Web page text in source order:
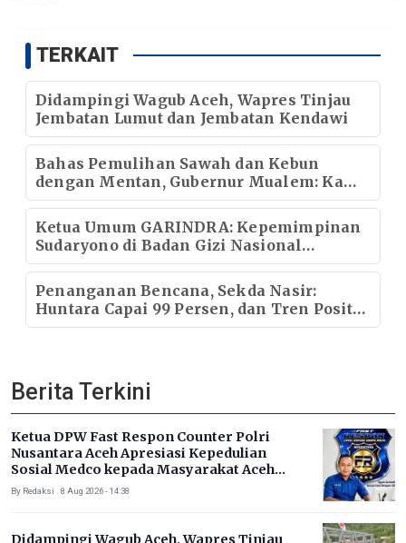
TERKAIT
Didampingi Wagub Aceh, Wapres Tinjau
Jembatan Lumut dan Jembatan Kendawi
Bahas Pemulihan Sawah dan Kebun
dengan Mentan, Gubernur Mualem: Kami
Butuh Dukungan Pak Menteri
Ketua Umum GARINDRA: Kepemimpinan
Sudaryono di Badan Gizi Nasional
Menentukan Kualitas Generasi dan Arah
Pembangunan Indonesia
Penanganan Bencana, Sekda Nasir:
Huntara Capai 99 Persen, dan Tren Positif
Pemulihan Infrastruktur
Berita Terkini
Ketua DPW Fast Respon Counter Polri
Nusantara Aceh Apresiasi Kepedulian
Sosial Medco kepada Masyarakat Aceh
Timur
By Redaksi . 8 Aug 2026 - 14:38
Didampingi Wagub Aceh, Wapres Tinjau